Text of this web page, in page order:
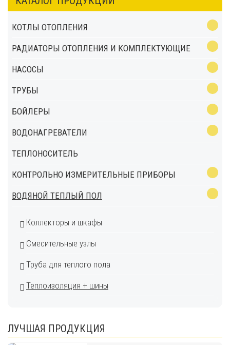
КОТЛЫ ОТОПЛЕНИЯ
РАДИАТОРЫ ОТОПЛЕНИЯ И КОМПЛЕКТУЮЩИЕ
НАСОСЫ
ТРУБЫ
БОЙЛЕРЫ
ВОДОНАГРЕВАТЕЛИ
ТЕПЛОНОСИТЕЛЬ
КОНТРОЛЬНО ИЗМЕРИТЕЛЬНЫЕ ПРИБОРЫ
ВОДЯНОЙ ТЕПЛЫЙ ПОЛ
Коллекторы и шкафы
Смесительные узлы
Труба для теплого пола
Теплоизоляция + шины
ЛУЧШАЯ ПРОДУКЦИЯ